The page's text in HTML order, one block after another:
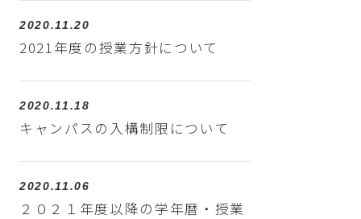
2020.11.20
2021年度の授業方針について
2020.11.18
キャンパスの入構制限について
2020.11.06
２０２１年度以降の学年暦・授業